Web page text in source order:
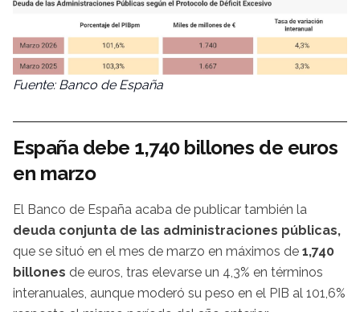
Fuente: Banco de España
España debe 1,740 billones de euros
en marzo
El Banco de España acaba de publicar también la
deuda conjunta de las administraciones públicas,
que se situó en el mes de marzo en máximos de 1,740
billones de euros, tras elevarse un 4,3% en términos
interanuales, aunque moderó su peso en el PIB al 101,6%